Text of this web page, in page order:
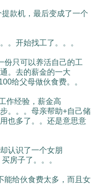
款机，最后变成了一个
。开始找工了。。。
份只可以养活自己的工
。去的薪金的一大
给父母做伙食费。。
作经验，薪金高
。。。母亲帮助+自己储
也多了。。还是意思意
认识了一个女朋
房子了。。。
能给伙食费太多，而且女